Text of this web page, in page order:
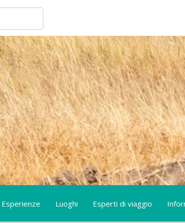
Esperienze Luoghi Esperti di viaggio